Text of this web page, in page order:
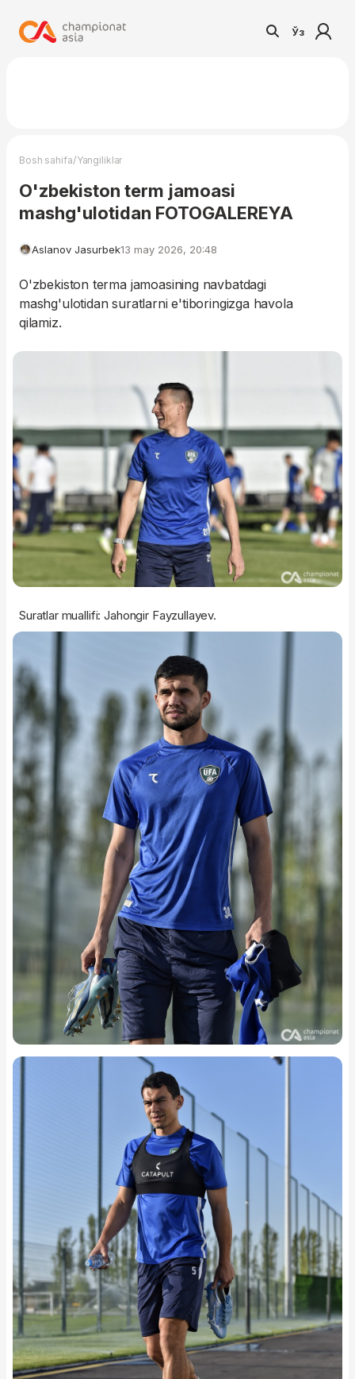
Ўз
Bosh sahifa/Yangiliklar
O'zbekiston term jamoasi
mashg'ulotidan FOTOGALEREYA
Aslanov Jasurbek13 may 2026, 20:48
O'zbekiston terma jamoasining navbatdagi
mashg'ulotidan suratlarni e'tiboringizga havola
qilamiz.
Suratlar muallifi: Jahongir Fayzullayev.